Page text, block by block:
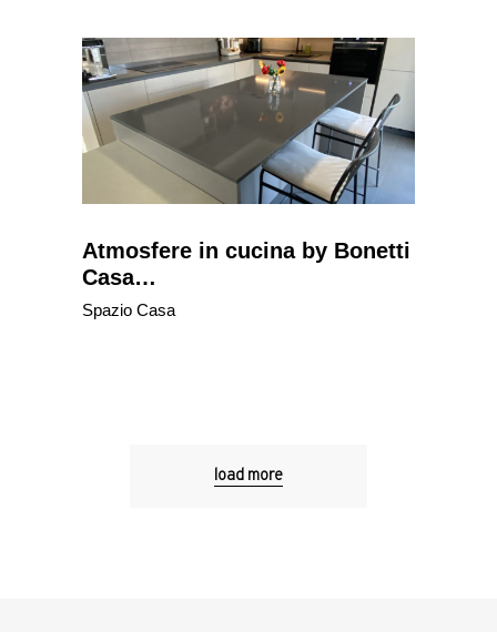
Atmosfere in cucina by Bonetti
Casa…
Spazio Casa
load more